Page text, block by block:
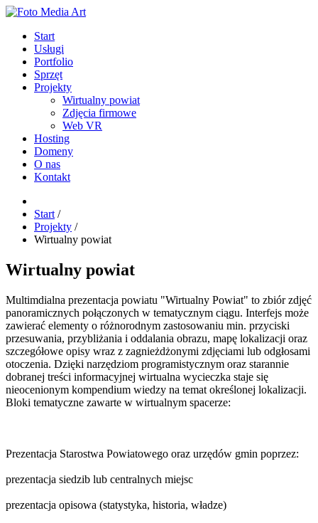
Start
Usługi
Portfolio
Sprzęt
Projekty
Wirtualny powiat
Zdjęcia firmowe
Web VR
Hosting
Domeny
O nas
Kontakt
Start /
Projekty /
Wirtualny powiat
Wirtualny powiat
Multimdialna prezentacja powiatu "Wirtualny Powiat" to zbiór zdjęć
panoramicznych połączonych w tematycznym ciągu. Interfejs może
zawierać elementy o różnorodnym zastosowaniu min. przyciski
przesuwania, przybliżania i oddalania obrazu, mapę lokalizacji oraz
szczegółowe opisy wraz z zagnieżdżonymi zdjęciami lub odgłosami
otoczenia. Dzięki narzędziom programistycznym oraz starannie
dobranej treści informacyjnej wirtualna wycieczka staje się
nieocenionym kompendium wiedzy na temat określonej lokalizacji.
Bloki tematyczne zawarte w wirtualnym spacerze:
Prezentacja Starostwa Powiatowego oraz urzędów gmin poprzez:
prezentacja siedzib lub centralnych miejsc
prezentacja opisowa (statystyka, historia, władze)